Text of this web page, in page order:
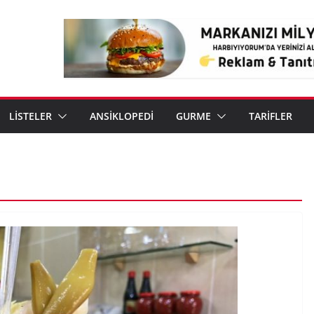
LİSTELER ANSİKLOPEDİ GURME TARİFLER